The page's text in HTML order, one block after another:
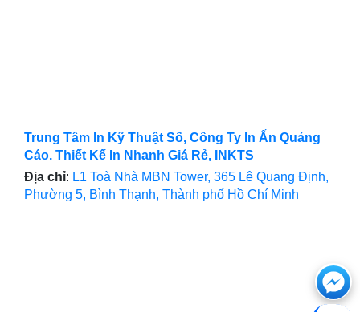
Trung Tâm In Kỹ Thuật Số, Công Ty In Ấn Quảng
Cáo. Thiết Kế In Nhanh Giá Rẻ, INKTS
Địa chỉ: L1 Toà Nhà MBN Tower, 365 Lê Quang Định,
Phường 5, Bình Thạnh, Thành phố Hồ Chí Minh